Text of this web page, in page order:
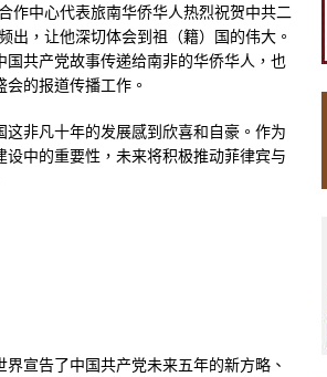
作中心代表旅南华侨华人热烈祝贺中共二
出，让他深切体会到祖（籍）国的伟大。
共产党故事传递给南非的华侨华人，也
的报道传播工作。
非凡十年的发展感到欣喜和自豪。作为
中的重要性，未来将积极推动菲律宾与
宣告了中国共产党未来五年的新方略、